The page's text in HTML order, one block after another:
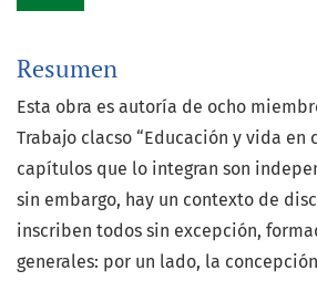
Resumen
Esta obra es autoría de ocho
Trabajo clacso “Educación y vida en
capítulos que lo integran son
sin embargo, hay un contexto de
inscriben todos sin excepción,
generales: por un lado, la